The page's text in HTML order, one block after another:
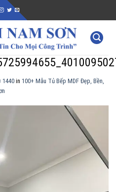
1440 in 100+ Mẫu Tủ Bếp MDF Đẹp, Bền,